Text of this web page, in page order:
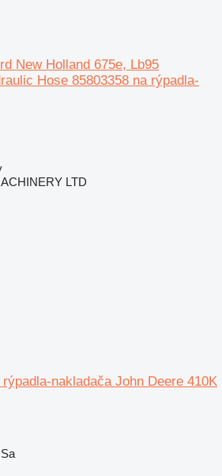
New Holland 675e, Lb95
Hose 85803358 na rýpadla-
LTD
nakladača John Deere 410K